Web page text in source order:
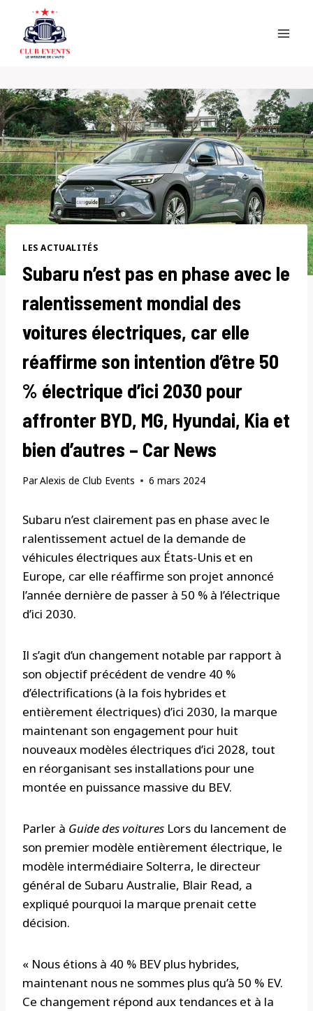
content
LES ACTUALITÉS
Subaru n’est pas en phase avec le
ralentissement mondial des
voitures électriques, car elle
réaffirme son intention d’être 50
% électrique d’ici 2030 pour
affronter BYD, MG, Hyundai, Kia et
bien d’autres – Car News
ParAlexis de Club Events 6 mars 2024
Subaru n’est clairement pas en phase avec le
ralentissement actuel de la demande de
véhicules électriques aux États-Unis et en
Europe, car elle réaffirme son projet annoncé
l’année dernière de passer à 50 % à l’électrique
d’ici 2030.
Il s’agit d’un changement notable par rapport à
son objectif précédent de vendre 40 %
d’électrifications (à la fois hybrides et
entièrement électriques) d’ici 2030, la marque
maintenant son engagement pour huit
nouveaux modèles électriques d’ici 2028, tout
en réorganisant ses installations pour une
montée en puissance massive du BEV.
Parler à Guide des voitures Lors du lancement de
son premier modèle entièrement électrique, le
modèle intermédiaire Solterra, le directeur
général de Subaru Australie, Blair Read, a
expliqué pourquoi la marque prenait cette
décision.
« Nous étions à 40 % BEV plus hybrides,
maintenant nous ne sommes plus qu’à 50 % EV.
Ce changement répond aux tendances et à la